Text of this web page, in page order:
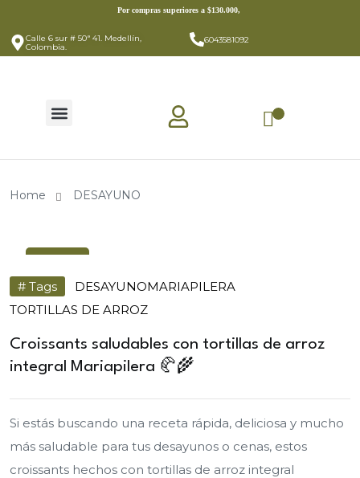
https://mariapilera.com/Por compras superiores a $130.000,
Calle 6 sur # 50ª 41. Medellín,
Colombia.
6043581092
Home DESAYUNO
May
# Tags DESAYUNOMARIAPILERA
TORTILLAS DE ARROZ
Croissants saludables con tortillas de arroz
integral Mariapilera 🥐🌾
Si estás buscando una receta rápida, deliciosa y mucho
más saludable para tus desayunos o cenas, estos
croissants hechos con tortillas de arroz integral